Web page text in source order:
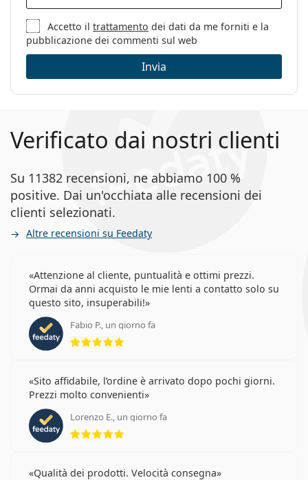
Codice: JC251/G W8Q 21 50
Accetto iltrattamento dei dati da me forniti e la
pubblicazione dei commenti sul web
Invia
Verificato dai nostri clienti
Su 11382 recensioni, ne abbiamo 100 %
positive. Dai un'occhiata alle recensioni dei
clienti selezionati.
Altre recensioni su Feedaty
Attenzione al cliente, puntualità e ottimi prezzi.
Ormai da anni acquisto le mie lenti a contatto solo su
questo sito, insuperabili!
Fabio P., un giorno fa
Sito affidabile, l’ordine è arrivato dopo pochi giorni.
Prezzi molto convenienti
Lorenzo E., un giorno fa
valutazione 5 di 5
Qualità dei prodotti. Velocità consegna